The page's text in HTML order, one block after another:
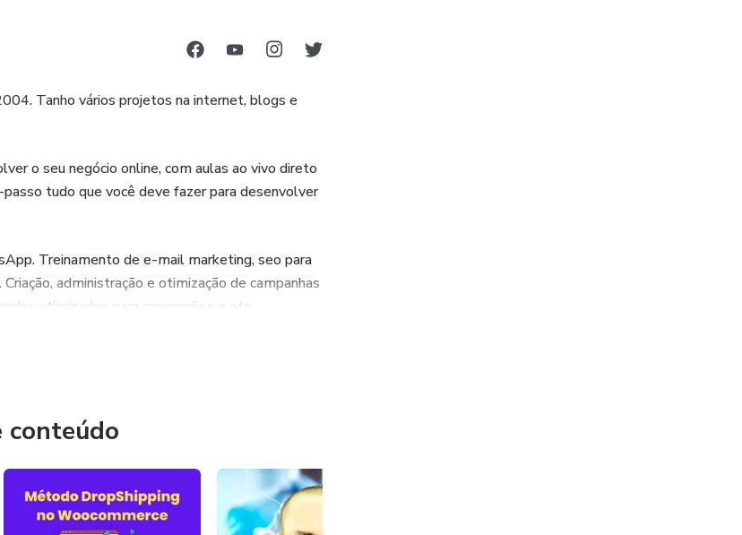
que encantam os leitores.
sua marca e carreira. Não perca esta
com o Canva Pro!
Tanho vários projetos na internet, blogs e
o seu negócio online, com aulas ao vivo direto
tudo que você deve fazer para desenvolver
Treinamento de e-mail marketing, seo para
administração e otimização de campanhas
otimizados para conversões e etc.
no seu produto ou serviço. E
e vendas.
como uma afirmação da obtenção
conteúdo